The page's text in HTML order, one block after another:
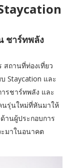
ชาร์ทพลัง
สถานที่ท่องเที่ยว
Staycation และ
ารชาร์ทพลัง และ
นรุ่นใหม่ที่หันมาให้
านผู้ประกอบการ
มาในอนาคต